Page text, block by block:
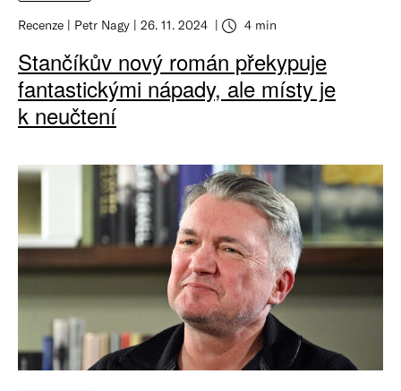
Recenze Petr Nagy 26. 11. 2024 4 min
Stančíkův nový román překypuje
fantastickými nápady, ale místy je
k neučtení